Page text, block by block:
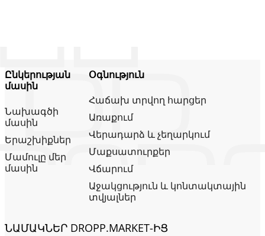
Ընկերության
մասին
Նախագծի
մասին
Երաշխիքներ
Մամուլը մեր
մասին
Օգնություն
Հաճախ տրվող հարցեր
Առաքում
Վերադարձ և չեղարկում
Մաքսատուրքեր
Վճարում
Աջակցություն և կոնտակտային
տվյալներ
ՆԱՄԱԿՆԵՐ DROPP.MARKET-ԻՑ